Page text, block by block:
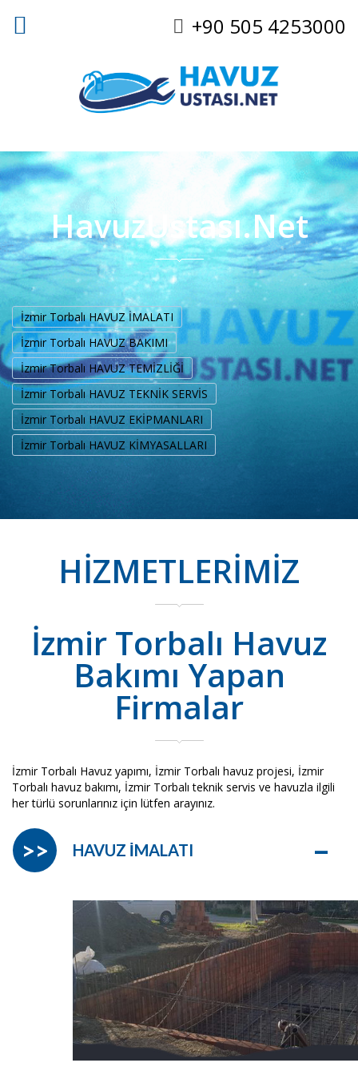
+90 505 4253000
HavuzUstası.Net
İzmir Torbalı HAVUZ İMALATI
İzmir Torbalı HAVUZ BAKIMI
İzmir Torbalı HAVUZ TEMİZLİĞİ
İzmir Torbalı HAVUZ TEKNİK SERVİS
İzmir Torbalı HAVUZ EKİPMANLARI
İzmir Torbalı HAVUZ KİMYASALLARI
HİZMETLERİMİZ
İzmir Torbalı Havuz
Bakımı Yapan
Firmalar
İzmir Torbalı Havuz yapımı, İzmir Torbalı havuz projesi, İzmir
Torbalı havuz bakımı, İzmir Torbalı teknik servis ve havuzla ilgili
her türlü sorunlarınız için lütfen arayınız.
HAVUZ İMALATI –
>>